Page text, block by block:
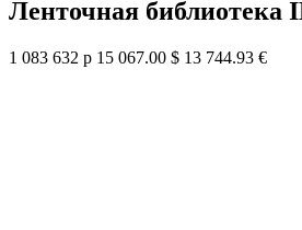
Ленточная библиотека
1 083 632 р 15 067.00 $ 13 744.93 €